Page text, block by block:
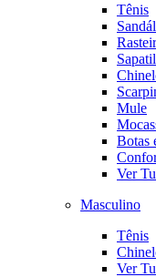
Tênis
Mule
Botas
Ver
Masculino
Tênis
Ver